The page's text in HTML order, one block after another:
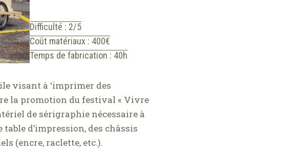
Difficulté : 2/5
Coût matériaux : 400€
Temps de fabrication : 40h
visant à ‘imprimer des
la promotion du festival « Vivre
de sérigraphie nécessaire à
table d’impression, des châssis
(encre, raclette, etc.).